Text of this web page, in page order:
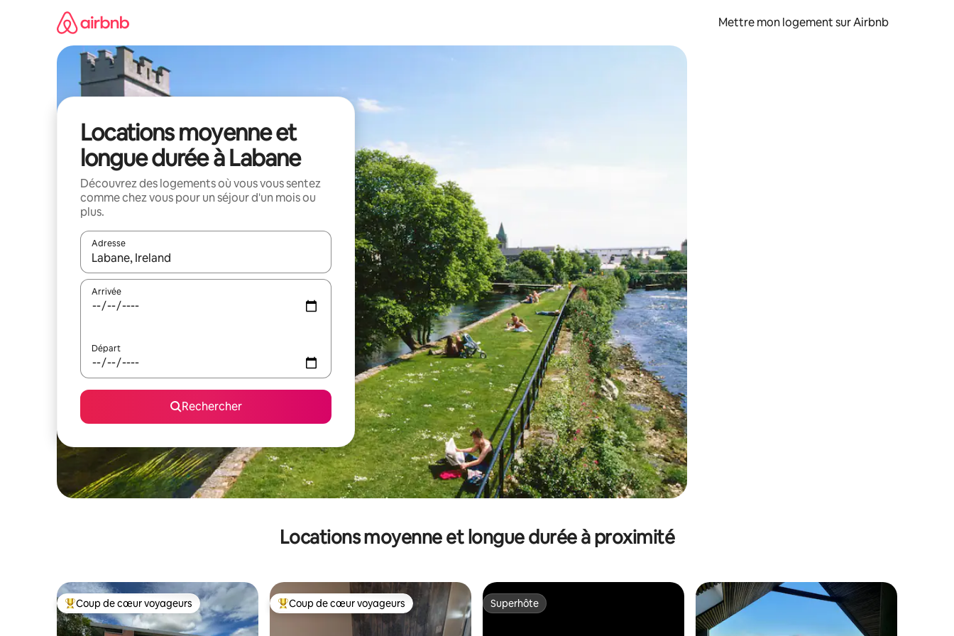
Mettre mon logement sur Airbnb
Locations moyenne et
longue durée à Labane
Découvrez des logements où vous vous sentez
comme chez vous pour un séjour d'un mois ou
plus.
Adresse
Lorsque les résultats s'affichent, utilisez les flèches vers le haut et vers le bas pour les parcourir ou en appuyant et en faisant glisser.
Arrivée
Départ
Rechercher
Locations moyenne et longue durée à proximité
Coups de cœur voyageurs les plus appréciés
Coup de cœur voyageurs Coups de cœur voyageurs les plus appréciés
Coup de cœur voyageurs Superhôte
Superhôte